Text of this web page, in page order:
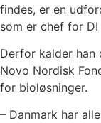
findes, er en
som er chef for
Derfor kalder han
Novo Nordisk
for bioløsninger.
– Danmark har